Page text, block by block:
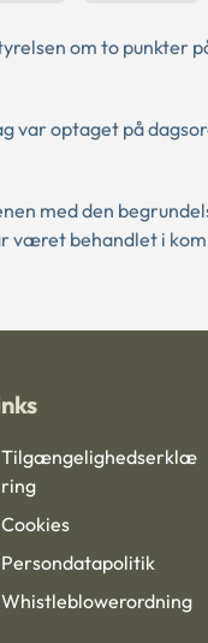
om to punkter
var optaget på
med den
været behandlet i
Tilgængelighedserklæ
ring
Cookies
Persondatapolitik
Whistleblowerordning